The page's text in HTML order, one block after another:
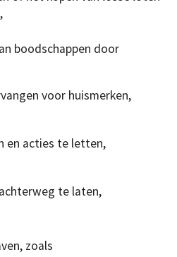
boodschappen door
voor huismerken,
en acties te letten,
te laten,
zoals